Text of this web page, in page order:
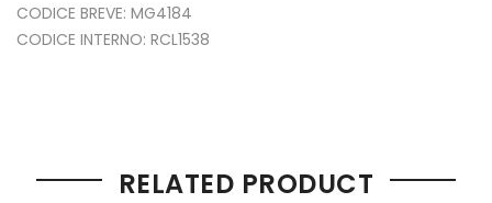
CODICE BREVE: MG4184
CODICE INTERNO: RCL1538
RELATED PRODUCT